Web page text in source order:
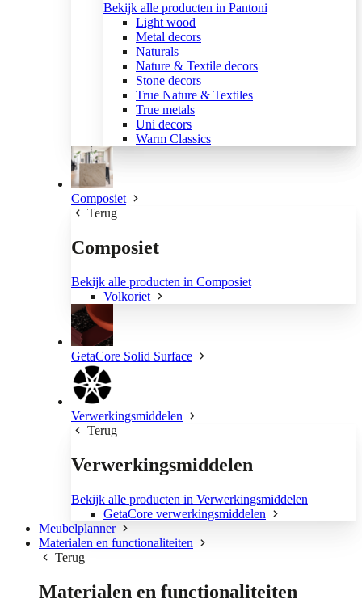
Bekijk alle producten in Pantoni
Light wood
Metal decors
Naturals
Nature & Textile decors
Stone decors
True Nature & Textiles
True metals
Uni decors
Warm Classics
Composiet
Terug
Composiet
Bekijk alle producten in Composiet
Volkoriet
GetaCore Solid Surface
Verwerkingsmiddelen
Terug
Verwerkingsmiddelen
Bekijk alle producten in Verwerkingsmiddelen
GetaCore verwerkingsmiddelen
Meubelplanner
Materialen en functionaliteiten
Terug
Materialen en functionaliteiten